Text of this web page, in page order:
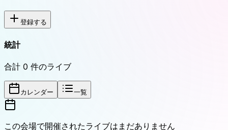
登録する
統計
合計 0 件のライブ
カレンダー 一覧
この会場で開催されたライブはまだありません